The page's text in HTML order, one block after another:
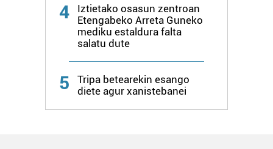
4
Iztietako osasun zentroan
Etengabeko Arreta Guneko
mediku estaldura falta
salatu dute
5
Tripa betearekin esango
diete agur xanistebanei